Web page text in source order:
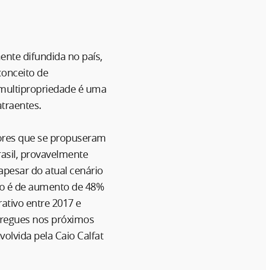
difundida no país,
de
é uma
que se propuseram
provavelmente
do atual cenário
é de aumento de 48%
entre 2017 e
nos próximos
pela Caio Calfat